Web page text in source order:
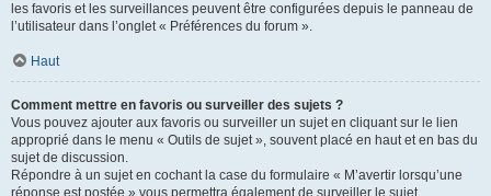
les favoris et les surveillances peuvent être configurées depuis le panneau de
l’utilisateur dans l’onglet « Préférences du forum ».
Haut
Comment mettre en favoris ou surveiller des sujets ?
Vous pouvez ajouter aux favoris ou surveiller un sujet en cliquant sur le lien
approprié dans le menu « Outils de sujet », souvent placé en haut et en bas du
sujet de discussion.
Répondre à un sujet en cochant la case du formulaire « M’avertir lorsqu’une
réponse est postée » vous permettra également de surveiller le sujet.